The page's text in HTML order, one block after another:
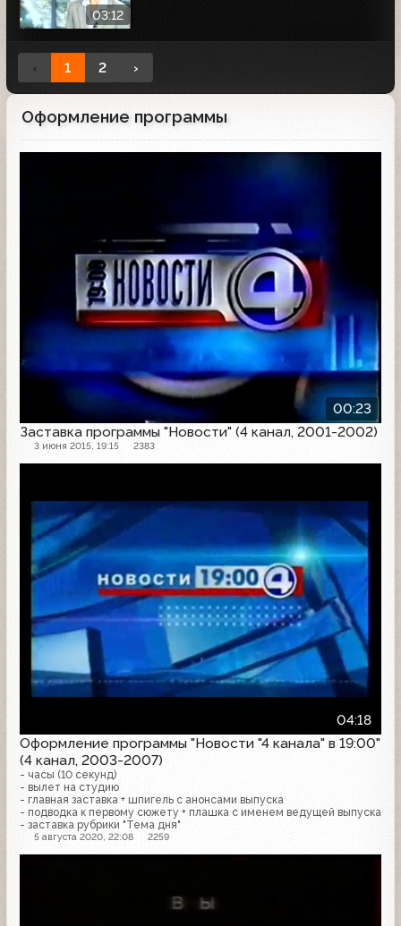
03:12
‹ 1 2 ›
Оформление программы
00:23
Заставка программы "Новости" (4 канал, 2001-2002)
3 июня 2015, 19:15 2383
04:18
Оформление программы "Новости "4 канала" в 19:00"
(4 канал, 2003-2007)
- часы (10 секунд)
- вылет на студию
- главная заставка + шпигель с анонсами выпуска
- подводка к первому сюжету + плашка с именем ведущей выпуска
- заставка рубрики "Тема дня"
5 августа 2020, 22:08 2259